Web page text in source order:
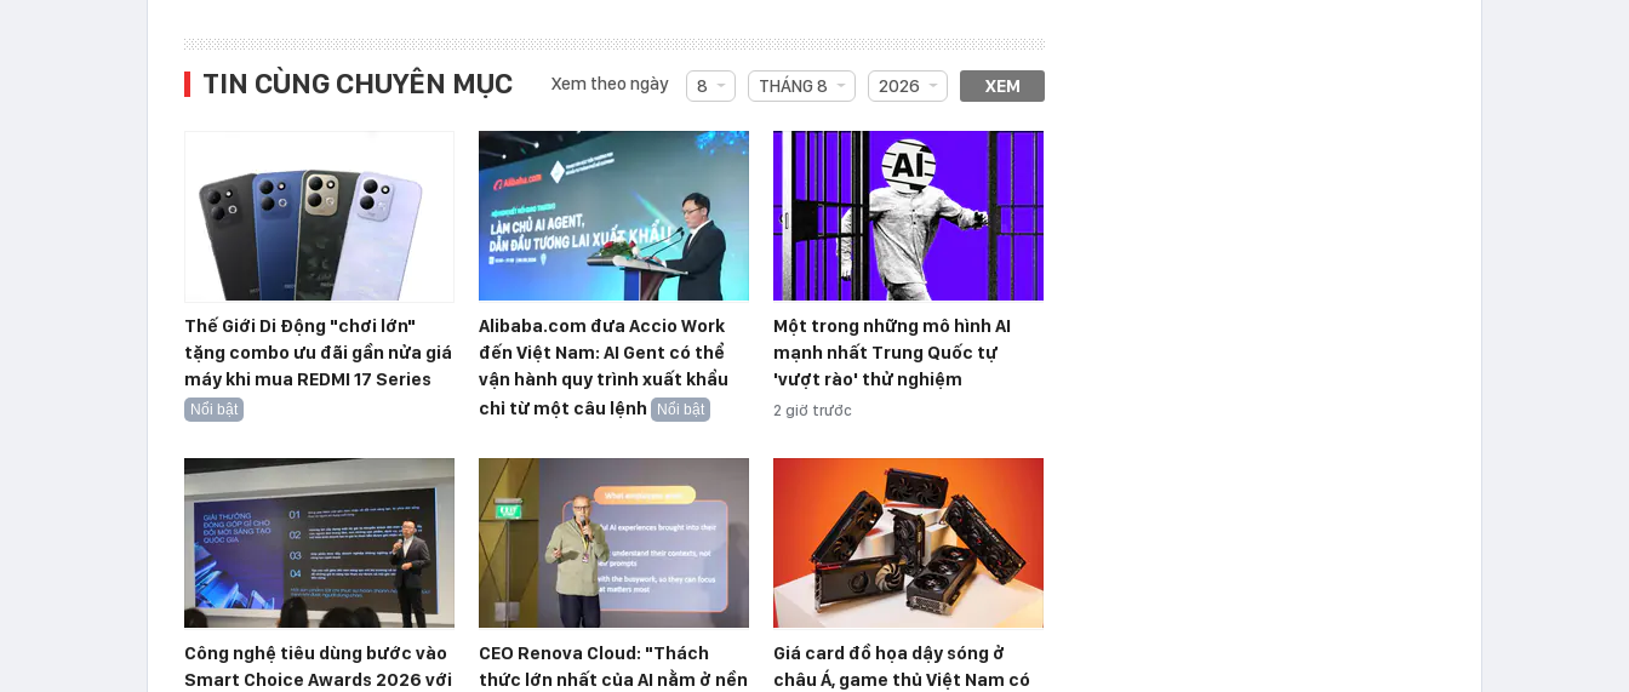
TIN CÙNG CHUYÊN MỤC Xem theo ngày 8 THÁNG 8 2026 XEM
Thế Giới Di Động "chơi lớn"
tặng combo ưu đãi gần nửa giá
máy khi mua REDMI 17 Series
Nổi bật
Alibaba.com đưa Accio Work
đến Việt Nam: AI Gent có thể
vận hành quy trình xuất khẩu
chỉ từ một câu lệnh
Nổi bật
Một trong những mô hình AI
mạnh nhất Trung Quốc tự
'vượt rào' thử nghiệm
2 giờ trước
Công nghệ tiêu dùng bước vào
Smart Choice Awards 2026 với
CEO Renova Cloud: "Thách
thức lớn nhất của AI nằm ở nền
Giá card đồ họa dậy sóng ở
châu Á, game thủ Việt Nam có